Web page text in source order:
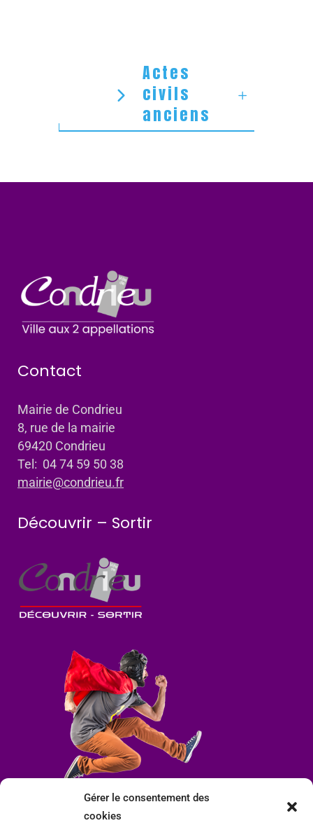
Gérer le consentement des
cookies
Actes
civils
anciens
Contact
Mairie de Condrieu
8, rue de la mairie
69420 Condrieu
Tel: 04 74 59 50 38
mairie@condrieu.fr
Découvrir – Sortir